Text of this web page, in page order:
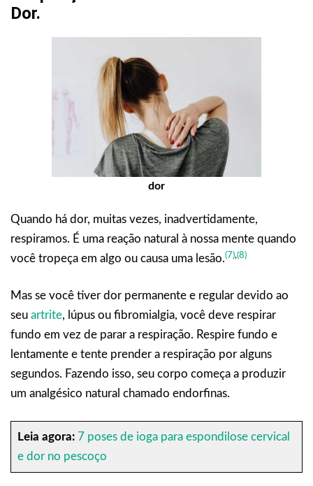
Dor.
dor
Quando há dor, muitas vezes, inadvertidamente,
respiramos. É uma reação natural à nossa mente quando
você tropeça em algo ou causa uma lesão.(7),(8)
Mas se você tiver dor permanente e regular devido ao
seu artrite, lúpus ou fibromialgia, você deve respirar
fundo em vez de parar a respiração. Respire fundo e
lentamente e tente prender a respiração por alguns
segundos. Fazendo isso, seu corpo começa a produzir
um analgésico natural chamado endorfinas.
Leia agora: 7 poses de ioga para espondilose cervical
e dor no pescoço